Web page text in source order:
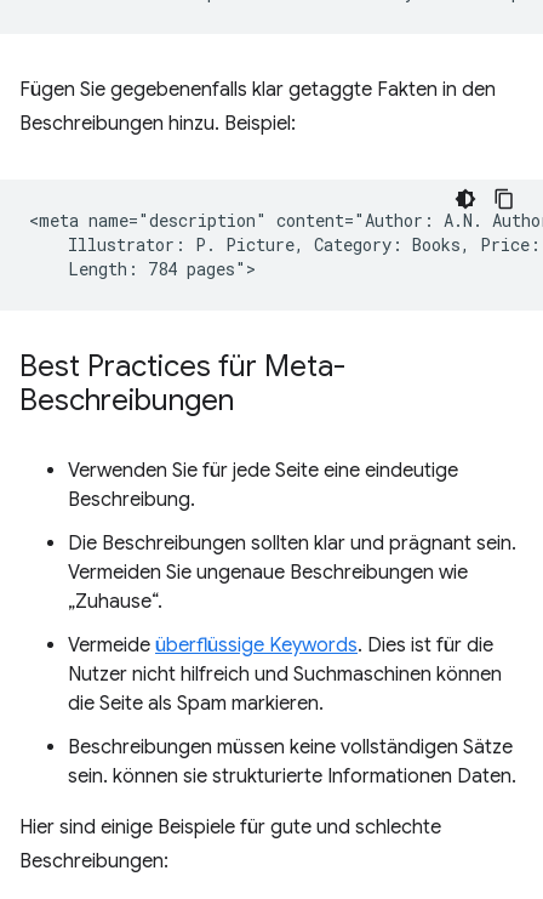
Fügen Sie gegebenenfalls klar getaggte Fakten in den
Beschreibungen hinzu. Beispiel:
<meta name="description" content="Author: A.N.
Illustrator: P. Picture, Category: Books,
Best Practices für Meta-
Beschreibungen
Verwenden Sie für jede Seite eine eindeutige
Beschreibung.
Die Beschreibungen sollten klar und prägnant sein.
Vermeiden Sie ungenaue Beschreibungen wie
„Zuhause“.
Vermeide überflüssige Keywords. Dies ist für die
Nutzer nicht hilfreich und Suchmaschinen können
die Seite als Spam markieren.
Beschreibungen müssen keine vollständigen Sätze
sein. können sie strukturierte Informationen Daten.
Hier sind einige Beispiele für gute und schlechte
Beschreibungen: